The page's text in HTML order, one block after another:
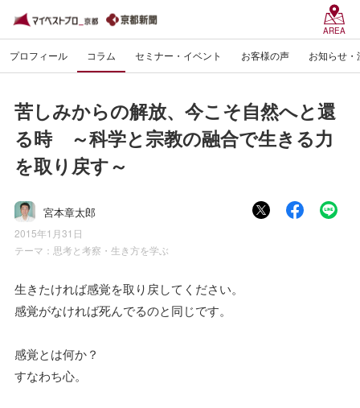
AREA
プロフィール コラム セミナー・イベント お客様の声 お知らせ
苦しみからの解放、今こそ自然へと還
る時 ～科学と宗教の融合で生きる力
を取り戻す～
宮本章太郎
2015年1月31日
テーマ： 思考と考察・生き方を学ぶ
生きたければ感覚を取り戻してください。
感覚がなければ死んでるのと同じです。
感覚とは何か？
すなわち心。